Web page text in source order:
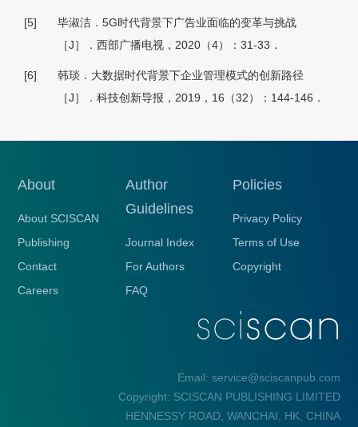
[5]
毕淑洁．5G时代背景下广告业面临的变革与挑战
［J］．西部广播电视，2020（4）：31-33．
[6]
韩琰．大数据时代背景下企业管理模式的创新路径
［J］．科技创新导报，2019，16（32）：144-146．
About
About SCISCAN
Publishing
Contact
Careers
Author
Guidelines
Journal Index
For Authors
FAQ
Policies
Privacy Policy
Terms of Use
Copyright
Email: service@sciscanpub.com
Copyright: SCISCAN PUBLISHING LIMITED
HENNESSY ROAD, WANCHAI, HK, CHINA